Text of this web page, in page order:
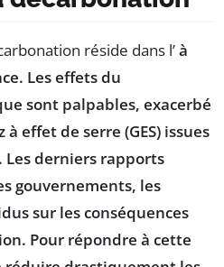
réside dans l’à
Les effets du
sont palpables, exacerbé
effet de serre (GES) issues
derniers rapports
gouvernements, les
sur les conséquences
Pour répondre à cette